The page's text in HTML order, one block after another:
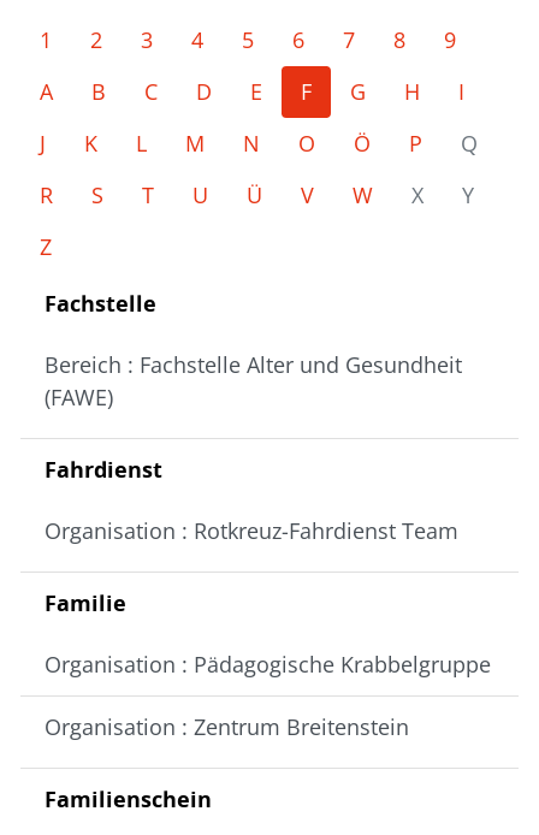
1 2 3 4 5 6 7 8
9
A
B C D E F G H
I
J
K L M N O Ö P
Q
R
S T U Ü V W X
Y
Z
Fachstelle
Bereich : Fachstelle Alter und Gesundheit
(FAWE)
Fahrdienst
Organisation : Rotkreuz-Fahrdienst Team
Familie
Organisation : Pädagogische Krabbelgruppe
Organisation : Zentrum Breitenstein
Familienschein